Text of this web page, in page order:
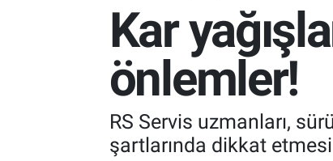
Kar
önlemler!
RS Servis uzmanları,
şartlarında dikkat
Namaz Vakitleri
Trafik Durumu
Süper Lig Puan Durumu ve Fikstür
Tüm Manşetler